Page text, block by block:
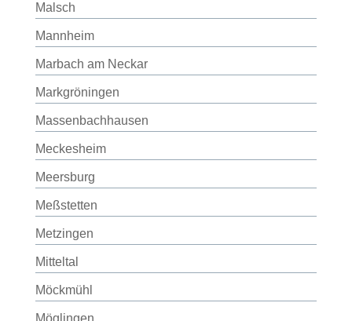
Malsch
Mannheim
Marbach am Neckar
Markgröningen
Massenbachhausen
Meckesheim
Meersburg
Meßstetten
Metzingen
Mitteltal
Möckmühl
Möglingen